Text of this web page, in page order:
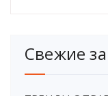
Свежие